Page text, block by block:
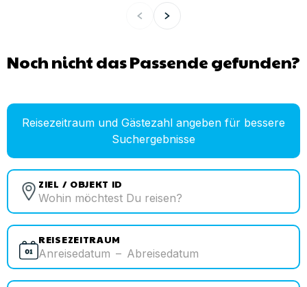
Noch nicht das Passende gefunden?
Reisezeitraum und Gästezahl angeben für bessere
Suchergebnisse
ZIEL / OBJEKT ID
REISEZEITRAUM
Anreisedatum – Abreisedatum